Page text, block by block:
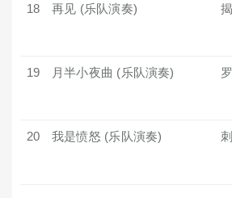
18 再见 (乐队演奏)
19 月半小夜曲 (乐队演奏)
20 我是愤怒 (乐队演奏)